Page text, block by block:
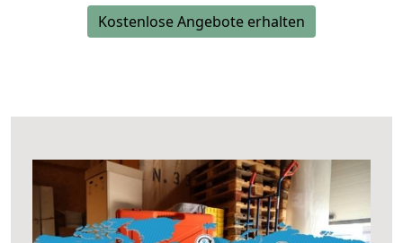
Kostenlose Angebote erhalten